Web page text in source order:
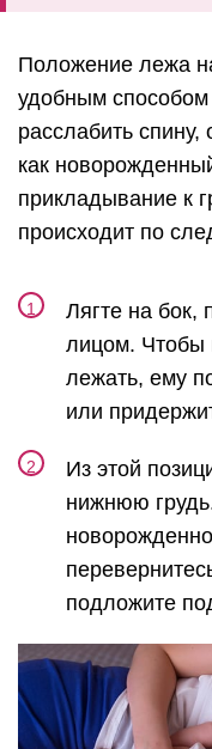
Положение лежа
удобным
расслабить
как
прикладывание к
происходит по
Лягте на бок,
лицом. Чтобы
лежать, ему
или
Из этой
нижнюю
подложите